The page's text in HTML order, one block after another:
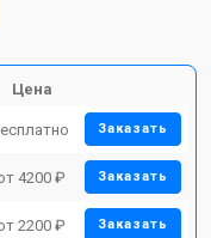
Цена
Заказать
4200 ₽ Заказать
2200 ₽ Заказать